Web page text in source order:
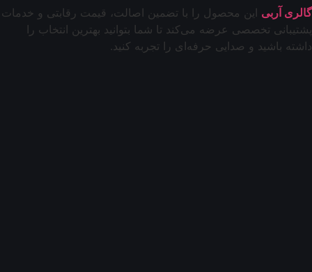
گالری آربی این محصول را با تضمین اصالت، قیمت رقابتی و خدمات
پشتیبانی تخصصی عرضه می‌کند تا شما بتوانید بهترین انتخاب را
داشته باشید و صدایی حرفه‌ای را تجربه کنید.